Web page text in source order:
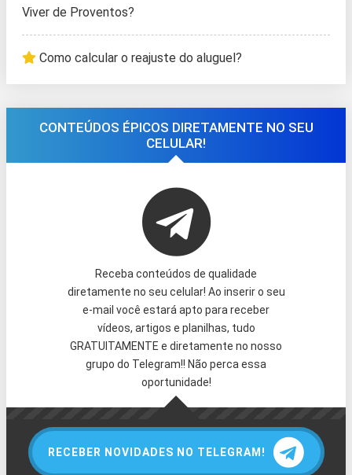
Viver de Proventos?
Como calcular o reajuste do aluguel?
CONTEÚDOS ÉPICOS DIRETAMENTE NO SEU
CELULAR!
Receba conteúdos de qualidade
diretamente no seu celular! Ao inserir o seu
e-mail você estará apto para receber
vídeos, artigos e planilhas, tudo
GRATUITAMENTE e diretamente no nosso
grupo do Telegram!! Não perca essa
oportunidade!
RECEBER NOVIDADES NO TELEGRAM!